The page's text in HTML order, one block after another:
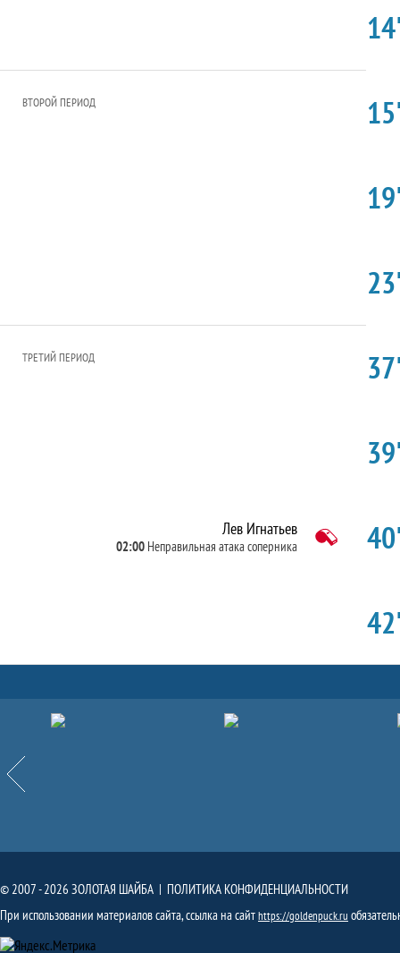
ВТОРОЙ ПЕРИОД
ТРЕТИЙ ПЕРИОД
Лев Игнатьев
02:00 Неправильная атака соперника
Назад
Партнёры
© 2007 - 2026 ЗОЛОТАЯ ШАЙБА | ПОЛИТИКА КОНФИДЕНЦИАЛЬНОСТИ
При использовании материалов сайта, ссылка на сайтhttps://goldenpuck.ru